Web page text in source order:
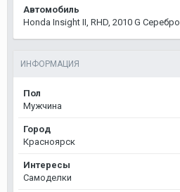
Автомобиль
Honda Insight II, RHD, 2010 G Серебро
ИНФОРМАЦИЯ
Пол
Мужчина
Город
Красноярск
Интересы
Самоделки